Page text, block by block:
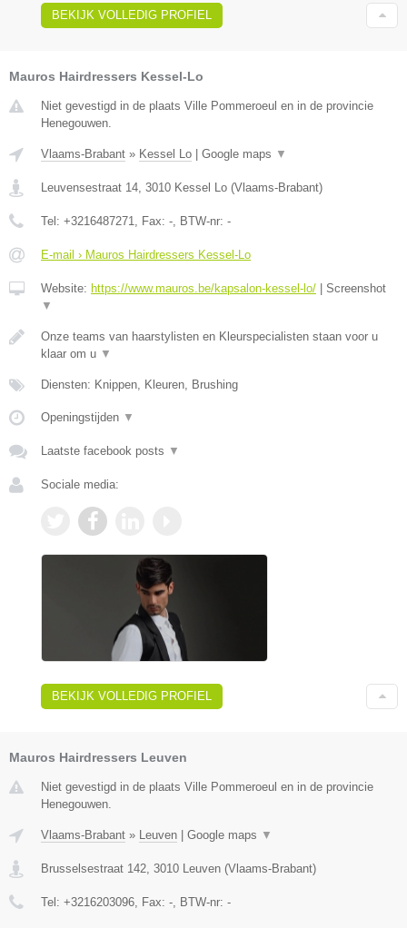
BEKIJK VOLLEDIG PROFIEL
Mauros Hairdressers Kessel-Lo
Niet gevestigd in de plaats Ville Pommeroeul en in de provincie
Henegouwen.
Vlaams-Brabant » Kessel Lo Google maps ▼
Leuvensestraat 14, 3010 Kessel Lo (Vlaams-Brabant)
Tel: +3216487271, Fax: -, BTW-nr: -
E-mail › Mauros Hairdressers Kessel-Lo
Website: https://www.mauros.be/kapsalon-kessel-lo/
Screenshot
▼
Onze teams van haarstylisten en Kleurspecialisten staan voor u
klaar om u ▼
Diensten: Knippen, Kleuren, Brushing
Openingstijden ▼
Laatste facebook posts ▼
Sociale media:
BEKIJK VOLLEDIG PROFIEL
Mauros Hairdressers Leuven
Niet gevestigd in de plaats Ville Pommeroeul en in de provincie
Henegouwen.
Vlaams-Brabant » Leuven Google maps ▼
Brusselsestraat 142, 3010 Leuven (Vlaams-Brabant)
Tel: +3216203096, Fax: -, BTW-nr: -